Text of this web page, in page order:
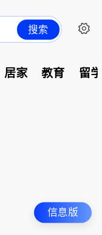
搜索
居家 教育 留
信息版